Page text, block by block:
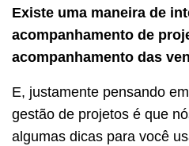
Existe uma maneira de
acompanhamento de
acompanhamento das
E, justamente pensando
gestão de projetos é que
algumas dicas para você